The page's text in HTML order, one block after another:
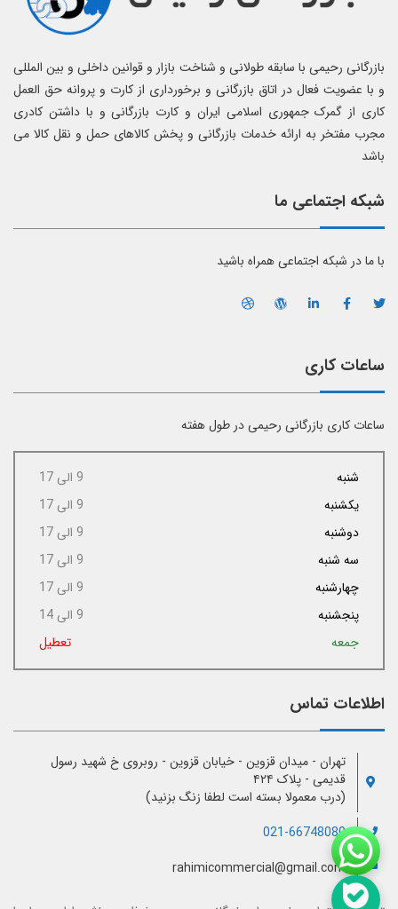
بازرگانی رحیمی با سابقه طولانی و شناخت بازار و قوانین داخلی و بین المللی
و با عضویت فعال در اتاق بازرگانی و برخورداری از کارت و پروانه حق العمل
کاری از گمرک جمهوری اسلامی ایران و کارت بازرگانی و با داشتن کادری
مجرب مفتخر به ارائه خدمات بازرگانی و پخش کالاهای حمل و نقل کالا می
باشد
شبکه اجتماعی ما
با ما در شبکه اجتماعی همراه باشید
ساعات کاری
ساعات کاری بازرگانی رحیمی در طول هفته
شنبه
9 الی 17
یکشنبه
9 الی 17
دوشنبه
9 الی 17
سه شنبه
9 الی 17
چهارشنبه
9 الی 17
پنجشنبه
9 الی 14
جمعه
تعطیل
اطلاعات تماس
تهران - میدان قزوین - خیابان قزوین - روبروی خ شهید رسول
قدیمی - پلاک ۴۲۴
(درب معمولا بسته است لطفا زنگ بزنید)
021-66748080
rahimicommercial@gmail.com